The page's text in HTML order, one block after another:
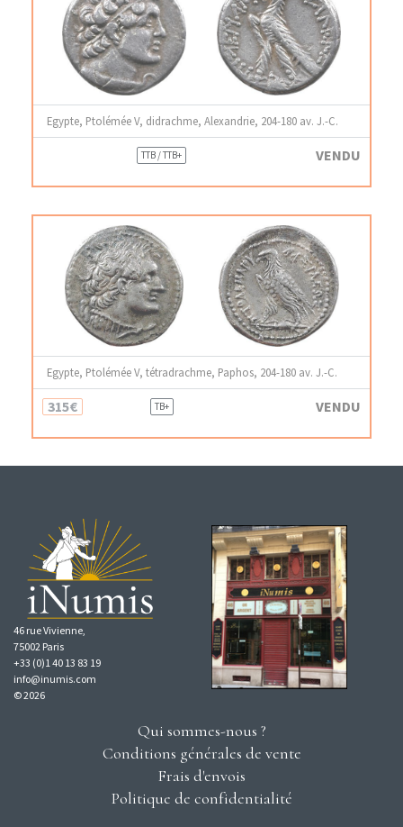
Egypte, Ptolémée V, didrachme, Alexandrie, 204-180 av. J.-C.
TTB / TTB+ VENDU
Egypte, Ptolémée V, tétradrachme, Paphos, 204-180 av. J.-C.
315€ TB+ VENDU
46 rue Vivienne,
75002 Paris
+33 (0)1 40 13 83 19
info@inumis.com
© 2026
Qui sommes-nous ?
Conditions générales de vente
Frais d'envois
Politique de confidentialité